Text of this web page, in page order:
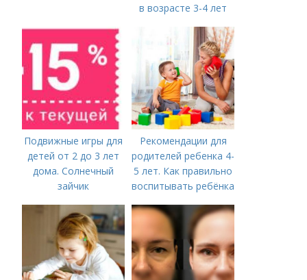
в возрасте 3-4 лет
Подвижные игры для
детей от 2 до 3 лет
дома. Солнечный
зайчик
Рекомендации для
родителей ребенка 4-
5 лет. Как правильно
воспитывать ребёнка